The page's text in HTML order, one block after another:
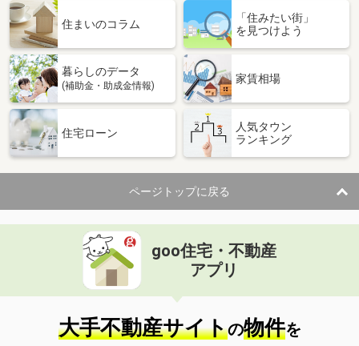
住まいのコラム
「住みたい街」
を見つけよう
暮らしのデータ
(補助金・助成金情報)
家賃相場
住宅ローン
人気タウン
ランキング
ページトップに戻る
goo住宅・不動産
アプリ
大手不動産サイトの物件を